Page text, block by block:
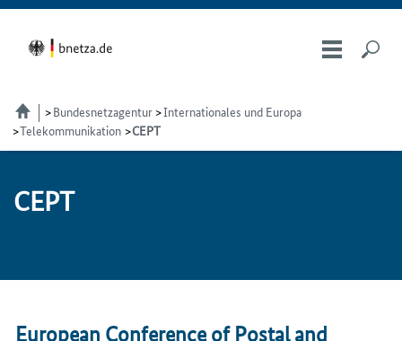
Bundesnetzagentur
Internationales und Europa
Telekommunikation CEPT
CEPT
European Conference of Postal and